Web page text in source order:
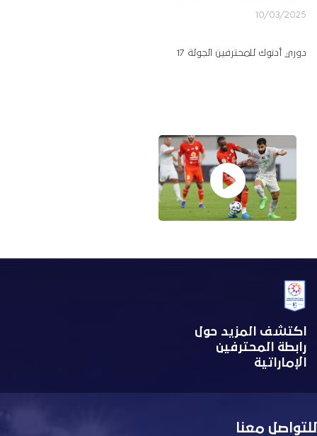
10/03/2025
دوري أدنوك للمحترفين الجولة 17
اكتشف المزيد حول
رابطة المحترفين
الإماراتية
للتواصل معنا